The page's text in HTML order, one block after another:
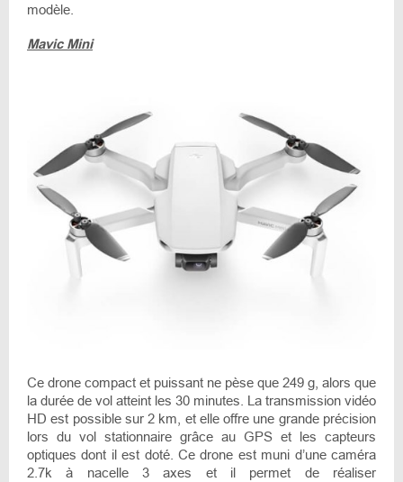
modèle.
Mavic Mini
Ce drone compact et puissant ne pèse que 249 g, alors que
la durée de vol atteint les 30 minutes. La transmission vidéo
HD est possible sur 2 km, et elle offre une grande précision
lors du vol stationnaire grâce au GPS et les capteurs
optiques dont il est doté. Ce drone est muni d’une caméra
2.7k à nacelle 3 axes et il permet de réaliser